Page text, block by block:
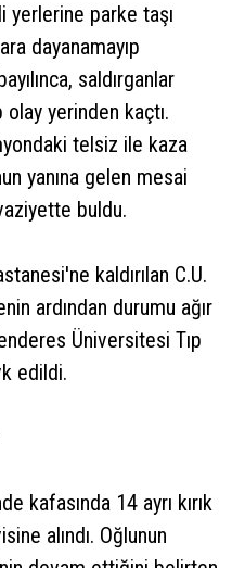
yerlerine parke taşı
dayanamayıp
saldırganlar
yerinden kaçtı.
telsiz ile kaza
yanına gelen mesai
buldu.
kaldırılan C.U.
ardından durumu ağır
Üniversitesi Tıp
edildi.
kafasında 14 ayrı kırık
alındı. Oğlunun